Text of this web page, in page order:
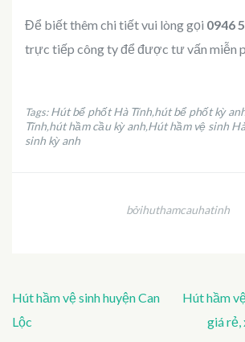
Để biết thêm chi tiết vui lòng gọi 0946
trực tiếp công ty để được tư vấn miễn
Tags:Hút bể phốt Hà Tĩnh,hút bể phốt kỳ
Tĩnh,hút hầm cầu kỳ anh,Hút hầm vệ sinh
sinh kỳ anh
bởihuthamcauhatinh
Điều
hướng
Hút hầm vệ sinh huyện Can
Lộc
Hút hầm
giá rẻ,